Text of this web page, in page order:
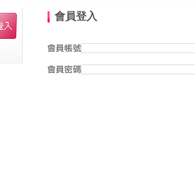
會員登入